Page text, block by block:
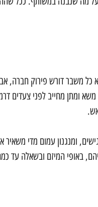
כל משבר דורש פירוק חברה,
משא ומתן מחייב לפני צעדים
ומנגנון עמום מדי משאיר
באופי המיזם ובשאלה עד